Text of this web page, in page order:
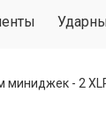
миниджек - 2